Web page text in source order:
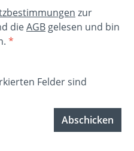
zur
dieAGB gelesen und bin
*
Felder sind
Abschicken